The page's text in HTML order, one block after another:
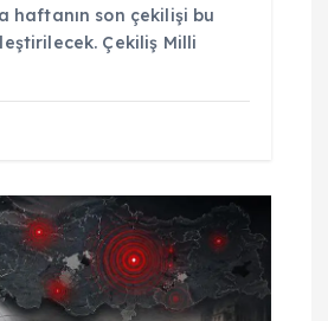
haftanın son çekilişi bu
Çekiliş Milli